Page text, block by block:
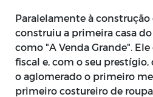
Paralelamente à construção
construiu a primeira casa
como "A Venda Grande".
fiscal e, com o seu
o aglomerado o primeiro
primeiro costureiro de